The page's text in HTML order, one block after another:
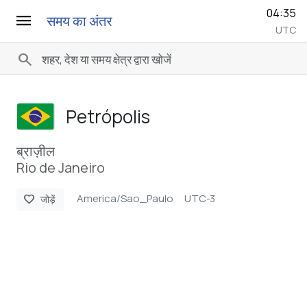
menu समय का अंतर 04:35
UTC
search
Petrópolis
ब्राज़ील
Rio de Janeiro
favorite जोड़ें America/Sao_Paulo UTC-3